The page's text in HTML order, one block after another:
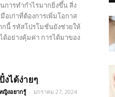
การทำกำไรมากยิ่งขึ้น สิ่ง
อเก่าที่ต้องการเพิ่มโอกาส
นี้ รหัสโปรโมชั่นยังช่วยให้
ด้อย่างคุ้มค่า การได้มาของ
ได้ง่ายๆ
ญิงอยากรู้ - มกราคม 27, 2024